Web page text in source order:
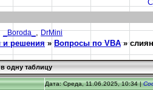
_Boroda_,DrMini
и решения » Вопросы по VBA »
одну таблицу
Дата: Среда, 11.06.2025, 10:34 |